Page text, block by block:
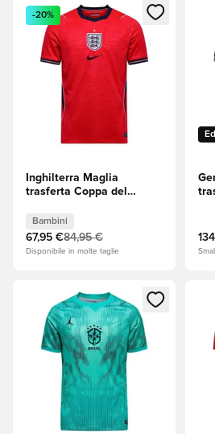
Apre una finestra modale per
-20%
Inghilterra Maglia
trasferta Coppa del
Bambini
67,95 €84,95 €
Disponibile in molte taglie
Apre una finestra modale per